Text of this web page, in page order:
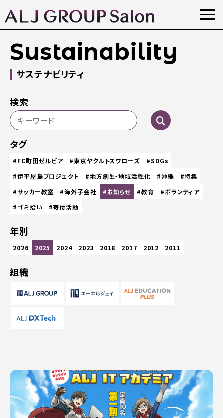
Sustainability
サステナビリティ
検索
タグ
#FC町田ゼルビア #東京ヤクルトスワローズ
#SDGs
#伊平屋島プロジェクト
#地方創生・地域活性化 #沖縄
#特集
#サッカー教室
#海外子会社 #お知らせ #教育
#ボランティア
#ゴミ拾い
#寄付活動
年別
2026 2025 2024 2023 2018 2017 2012 2011
組織